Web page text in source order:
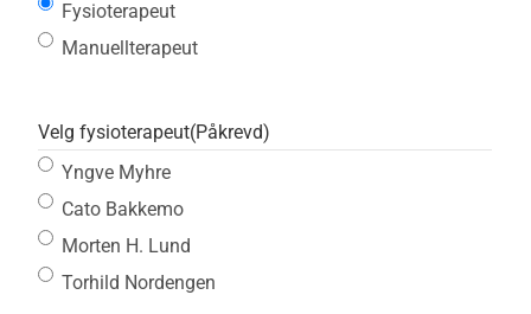
Fysioterapeut
Manuellterapeut
Velg fysioterapeut(Påkrevd)
Yngve Myhre
Cato Bakkemo
Morten H. Lund
Torhild Nordengen